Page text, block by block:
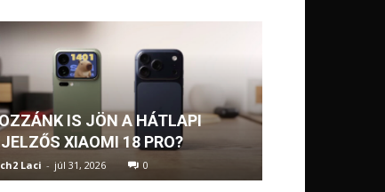
IS JÖN A HÁTLAPI
XIAOMI 18 PRO?
Laci - júl 31, 2026 0